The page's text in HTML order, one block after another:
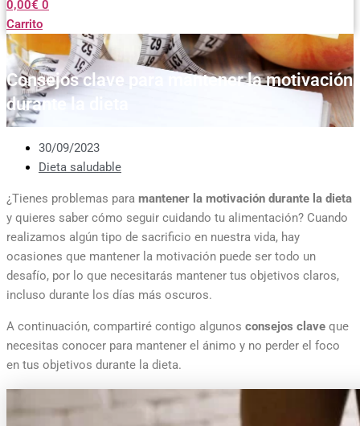
0,00€ 0
Carrito
Consejos clave para mantener la motivación
durante la dieta
30/09/2023
Dieta saludable
¿Tienes problemas para mantener la motivación durante la dieta
y quieres saber cómo seguir cuidando tu alimentación? Cuando
realizamos algún tipo de sacrificio en nuestra vida, hay
ocasiones que mantener la motivación puede ser todo un
desafío, por lo que necesitarás mantener tus objetivos claros,
incluso durante los días más oscuros.
A continuación, compartiré contigo algunos consejos clave que
necesitas conocer para mantener el ánimo y no perder el foco
en tus objetivos durante la dieta.